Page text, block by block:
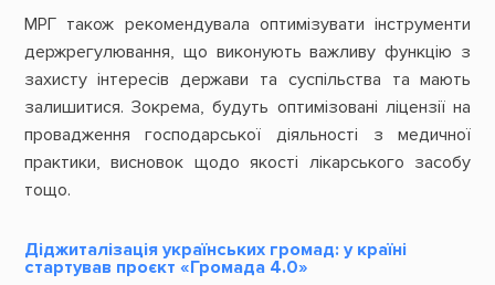
МРГ також рекомендувала оптимізувати інструменти
держрегулювання, що виконують важливу функцію з
захисту інтересів держави та суспільства та мають
залишитися. Зокрема, будуть оптимізовані ліцензії на
провадження господарської діяльності з медичної
практики, висновок щодо якості лікарського засобу
тощо.
Діджиталізація українських громад: у країні
стартував проєкт «Громада 4.0»